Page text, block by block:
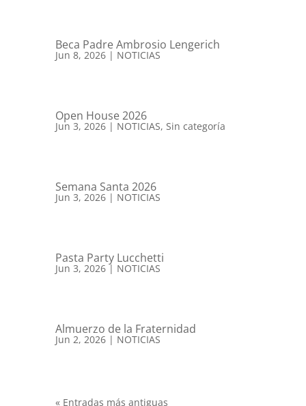
Beca Padre Ambrosio Lengerich
Jun 8, 2026| NOTICIAS
Open House 2026
Jun 3, 2026| NOTICIAS, Sin categoría
Semana Santa 2026
Jun 3, 2026| NOTICIAS
Pasta Party Lucchetti
Jun 3, 2026| NOTICIAS
Almuerzo de la Fraternidad
Jun 2, 2026| NOTICIAS
« Entradas más antiguas